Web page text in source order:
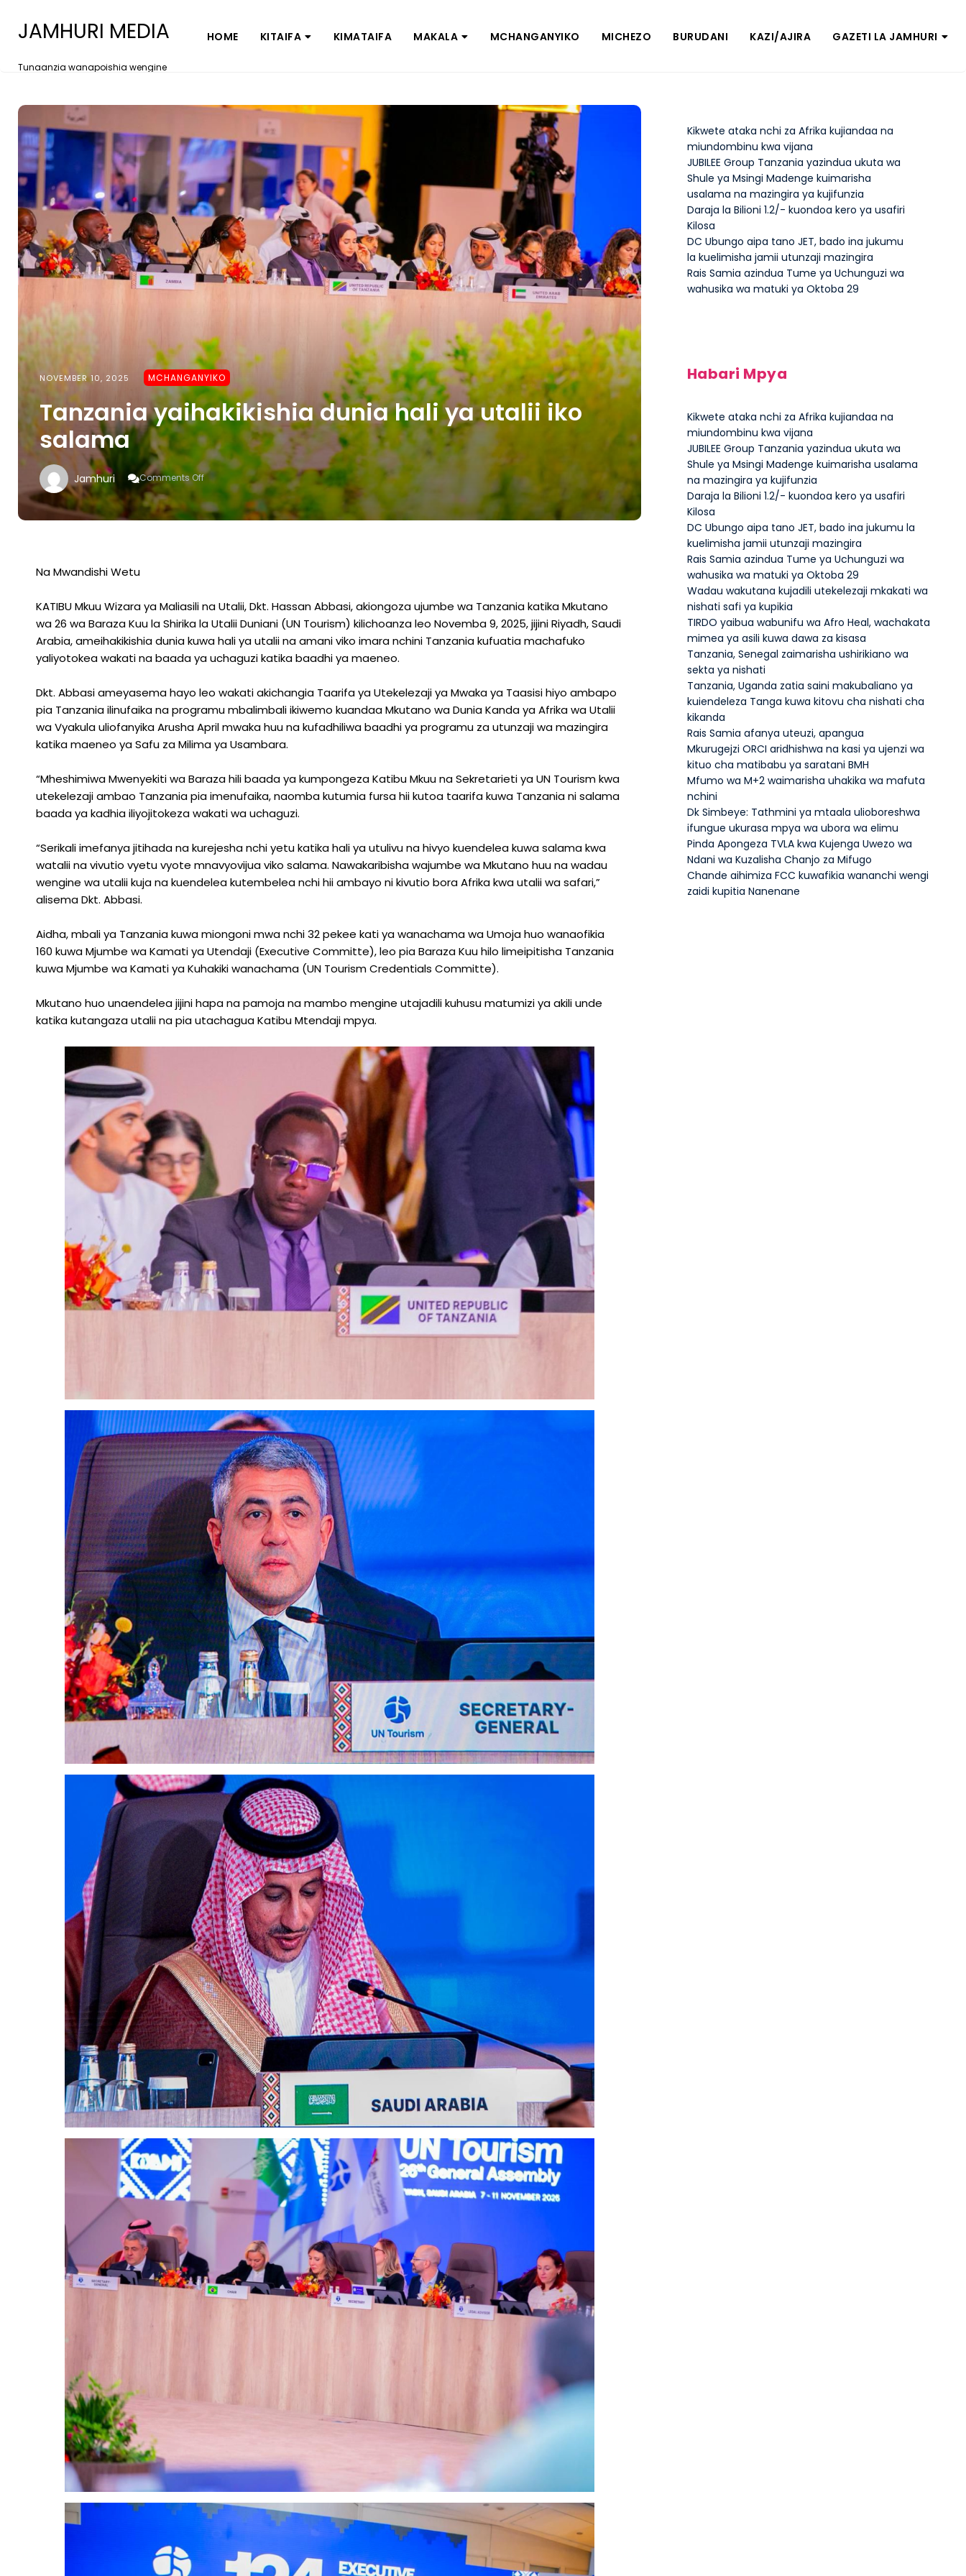
JAMHURI MEDIA
Tunaanzia wanapoishia wengine
HOME KITAIFA KIMATAIFA MAKALA MCHANGANYIKO MICHEZO BURUDANI KAZI/AJIRA GAZETI LA JAMHURI
NOVEMBER 10, 2025 MCHANGANYIKO
Tanzania yaihakikishia dunia hali ya utalii iko
salama
Jamhuri Comments Off
On
Tanzania
Yaihakikishia
Dunia
Na Mwandishi Wetu
KATIBU Mkuu Wizara ya Maliasili na Utalii, Dkt. Hassan Abbasi, akiongoza ujumbe wa Tanzania katika Mkutano
wa 26 wa Baraza Kuu la Shirika la Utalii Duniani (UN Tourism) kilichoanza leo Novemba 9, 2025, jijini Riyadh, Saudi
Arabia, ameihakikishia dunia kuwa hali ya utalii na amani viko imara nchini Tanzania kufuatia machafuko
yaliyotokea wakati na baada ya uchaguzi katika baadhi ya maeneo.
Dkt. Abbasi ameyasema hayo leo wakati akichangia Taarifa ya Utekelezaji ya Mwaka ya Taasisi hiyo ambapo
pia Tanzania ilinufaika na programu mbalimbali ikiwemo kuandaa Mkutano wa Dunia Kanda ya Afrika wa Utalii
wa Vyakula uliofanyika Arusha April mwaka huu na kufadhiliwa baadhi ya programu za utunzaji wa mazingira
katika maeneo ya Safu za Milima ya Usambara.
“Mheshimiwa Mwenyekiti wa Baraza hili baada ya kumpongeza Katibu Mkuu na Sekretarieti ya UN Tourism kwa
utekelezaji ambao Tanzania pia imenufaika, naomba kutumia fursa hii kutoa taarifa kuwa Tanzania ni salama
baada ya kadhia iliyojitokeza wakati wa uchaguzi.
“Serikali imefanya jitihada na kurejesha nchi yetu katika hali ya utulivu na hivyo kuendelea kuwa salama kwa
watalii na vivutio vyetu vyote mnavyovijua viko salama. Nawakaribisha wajumbe wa Mkutano huu na wadau
wengine wa utalii kuja na kuendelea kutembelea nchi hii ambayo ni kivutio bora Afrika kwa utalii wa safari,”
alisema Dkt. Abbasi.
Aidha, mbali ya Tanzania kuwa miongoni mwa nchi 32 pekee kati ya wanachama wa Umoja huo wanaofikia
160 kuwa Mjumbe wa Kamati ya Utendaji (Executive Committe), leo pia Baraza Kuu hilo limeipitisha Tanzania
kuwa Mjumbe wa Kamati ya Kuhakiki wanachama (UN Tourism Credentials Committe).
Mkutano huo unaendelea jijini hapa na pamoja na mambo mengine utajadili kuhusu matumizi ya akili unde
katika kutangaza utalii na pia utachagua Katibu Mtendaji mpya.
Kikwete ataka nchi za Afrika kujiandaa na
miundombinu kwa vijana
JUBILEE Group Tanzania yazindua ukuta wa
Shule ya Msingi Madenge kuimarisha
usalama na mazingira ya kujifunzia
Daraja la Bilioni 1.2/- kuondoa kero ya usafiri
Kilosa
DC Ubungo aipa tano JET, bado ina jukumu
la kuelimisha jamii utunzaji mazingira
Rais Samia azindua Tume ya Uchunguzi wa
wahusika wa matuki ya Oktoba 29
Habari Mpya
Kikwete ataka nchi za Afrika kujiandaa na
miundombinu kwa vijana
JUBILEE Group Tanzania yazindua ukuta wa
Shule ya Msingi Madenge kuimarisha usalama
na mazingira ya kujifunzia
Daraja la Bilioni 1.2/- kuondoa kero ya usafiri
Kilosa
DC Ubungo aipa tano JET, bado ina jukumu la
kuelimisha jamii utunzaji mazingira
Rais Samia azindua Tume ya Uchunguzi wa
wahusika wa matuki ya Oktoba 29
Wadau wakutana kujadili utekelezaji mkakati wa
nishati safi ya kupikia
TIRDO yaibua wabunifu wa Afro Heal, wachakata
mimea ya asili kuwa dawa za kisasa
Tanzania, Senegal zaimarisha ushirikiano wa
sekta ya nishati
Tanzania, Uganda zatia saini makubaliano ya
kuiendeleza Tanga kuwa kitovu cha nishati cha
kikanda
Rais Samia afanya uteuzi, apangua
Mkurugejzi ORCI aridhishwa na kasi ya ujenzi wa
kituo cha matibabu ya saratani BMH
Mfumo wa M+2 waimarisha uhakika wa mafuta
nchini
Dk Simbeye: Tathmini ya mtaala ulioboreshwa
ifungue ukurasa mpya wa ubora wa elimu
Pinda Apongeza TVLA kwa Kujenga Uwezo wa
Ndani wa Kuzalisha Chanjo za Mifugo
Chande aihimiza FCC kuwafikia wananchi wengi
zaidi kupitia Nanenane